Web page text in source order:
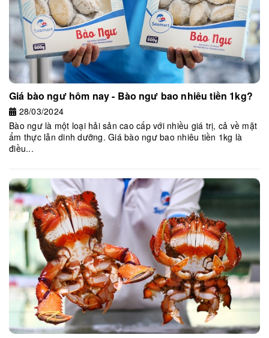
Giá bào ngư hôm nay - Bào ngư bao nhiêu tiền 1kg?
28/03/2024
Bào ngư là một loại hải sản cao cấp với nhiều giá trị, cả về mặt
ẩm thực lẫn dinh dưỡng. Giá bào ngư bao nhiêu tiền 1kg là
điều...